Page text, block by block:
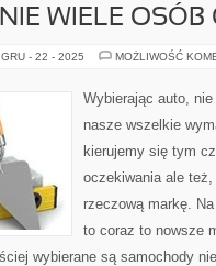
WIELE OSÓB
GRU - 22 - 2025 MOŻLIWOŚĆ
Wybierając auto,
nasze wszelkie
kierujemy się tym
oczekiwania ale
rzeczową markę.
to coraz to nowsze
wybierane są samochody